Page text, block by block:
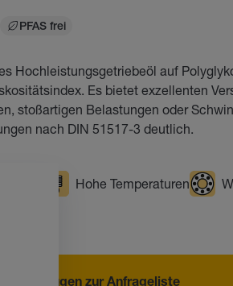
PFAS frei
Hochleistungsgetriebeöl auf
Es bietet exzellenten
stoßartigen Belastungen oder
nach DIN 51517-3 deutlich.
Hohe Temperaturen